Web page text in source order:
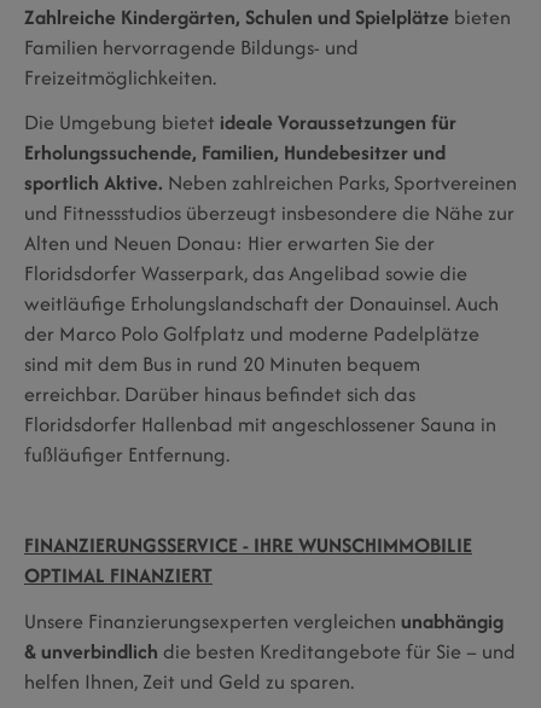
Zahlreiche Kindergärten, Schulen und Spielplätze bieten
Familien hervorragende Bildungs- und
Freizeitmöglichkeiten.
Die Umgebung bietet ideale Voraussetzungen für
Erholungssuchende, Familien, Hundebesitzer und
sportlich Aktive. Neben zahlreichen Parks, Sportvereinen
und Fitnessstudios überzeugt insbesondere die Nähe zur
Alten und Neuen Donau: Hier erwarten Sie der
Floridsdorfer Wasserpark, das Angelibad sowie die
weitläufige Erholungslandschaft der Donauinsel. Auch
der Marco Polo Golfplatz und moderne Padelplätze
sind mit dem Bus in rund 20 Minuten bequem
erreichbar. Darüber hinaus befindet sich das
Floridsdorfer Hallenbad mit angeschlossener Sauna in
fußläufiger Entfernung.
FINANZIERUNGSSERVICE - IHRE WUNSCHIMMOBILIE
OPTIMAL FINANZIERT
Unsere Finanzierungsexperten vergleichen unabhängig
& unverbindlich die besten Kreditangebote für Sie – und
helfen Ihnen, Zeit und Geld zu sparen.